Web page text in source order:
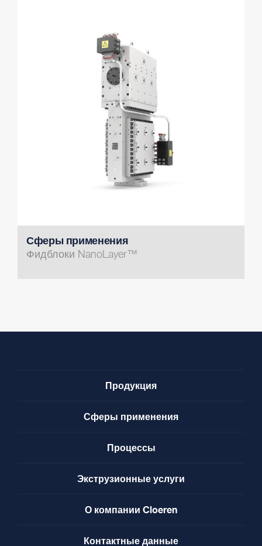
Сферы применения
Фидблоки NanoLayer™
Продукция
Сферы применения
Процессы
Экструзионные услуги
О компании Cloeren
Контактные данные